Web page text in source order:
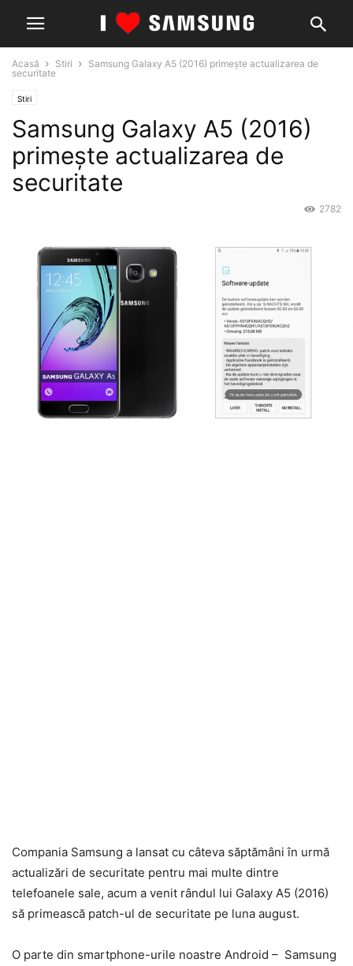
Acasă Stiri
Samsung Galaxy A5 (2016) primește actualizarea de
securitate
Stiri
Samsung Galaxy A5 (2016)
primește actualizarea de
securitate
2782
Compania Samsung a lansat cu câteva săptămâni în urmă
actualizări de securitate pentru mai multe dintre
telefoanele sale, acum a venit rândul lui Galaxy A5 (2016)
să primească patch-ul de securitate pe luna august.
O parte din smartphone-urile noastre Android – Samsung